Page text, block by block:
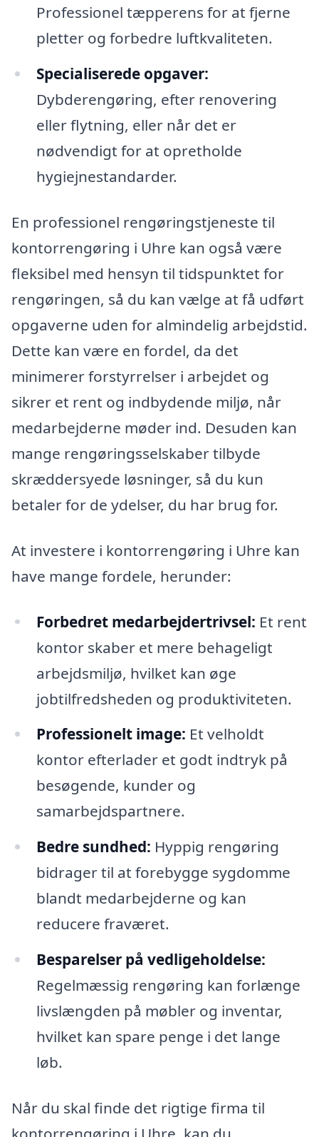
Professionel tæpperens for at fjerne
pletter og forbedre luftkvaliteten.
Specialiserede opgaver:
Dybderengøring, efter renovering
eller flytning, eller når det er
nødvendigt for at opretholde
hygiejnestandarder.
En professionel rengøringstjeneste til
kontorrengøring i Uhre kan også være
fleksibel med hensyn til tidspunktet for
rengøringen, så du kan vælge at få udført
opgaverne uden for almindelig arbejdstid.
Dette kan være en fordel, da det
minimerer forstyrrelser i arbejdet og
sikrer et rent og indbydende miljø, når
medarbejderne møder ind. Desuden kan
mange rengøringsselskaber tilbyde
skræddersyede løsninger, så du kun
betaler for de ydelser, du har brug for.
At investere i kontorrengøring i Uhre kan
have mange fordele, herunder:
Forbedret medarbejdertrivsel: Et rent
kontor skaber et mere behageligt
arbejdsmiljø, hvilket kan øge
jobtilfredsheden og produktiviteten.
Professionelt image: Et velholdt
kontor efterlader et godt indtryk på
besøgende, kunder og
samarbejdspartnere.
Bedre sundhed: Hyppig rengøring
bidrager til at forebygge sygdomme
blandt medarbejderne og kan
reducere fraværet.
Besparelser på vedligeholdelse:
Regelmæssig rengøring kan forlænge
livslængden på møbler og inventar,
hvilket kan spare penge i det lange
løb.
Når du skal finde det rigtige firma til